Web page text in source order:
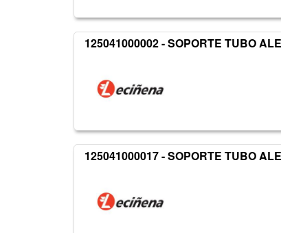
125041000002 - SOPORTE TUBO
125041000017 - SOPORTE TUBO